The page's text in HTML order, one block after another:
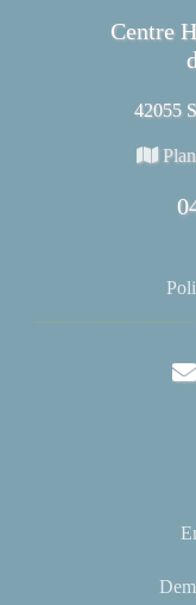
Centre
42055